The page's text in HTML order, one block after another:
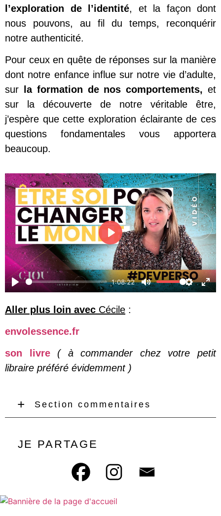
l’exploration de l’identité, et la façon dont
nous pouvons, au fil du temps, reconquérir
notre authenticité.
Pour ceux en quête de réponses sur la manière
dont notre enfance influe sur notre vie d’adulte,
sur
la formation de nos comportements, et
sur la découverte de notre véritable être,
j’espère que cette exploration éclairante de ces
questions fondamentales vous apportera
beaucoup.
Play
1:08:22
Mute Settings
Play
Aller plus loin avec Cécile :
envolessence.fr
son livre
( à commander chez votre petit
libraire préféré évidemment )
Section commentaires
JE PARTAGE